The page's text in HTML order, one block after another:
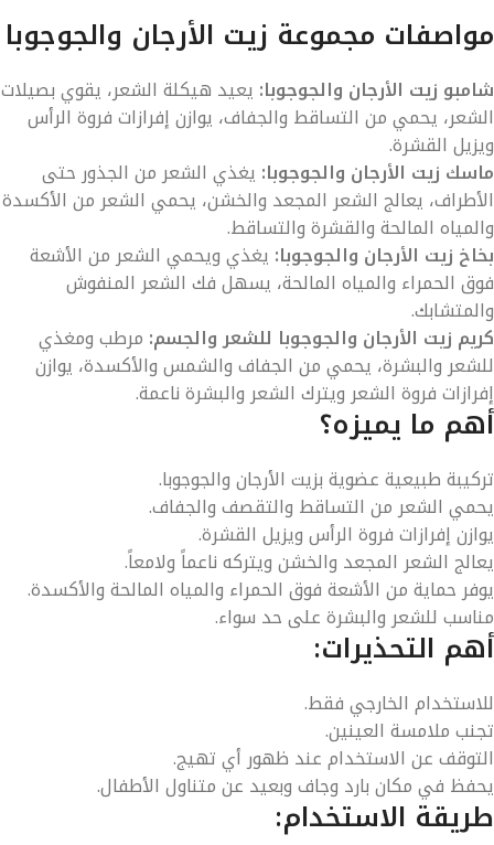
مواصفات مجموعة زيت الأرجان والجوجوبا
شامبو زيت الأرجان والجوجوبا: يعيد هيكلة الشعر، يقوي بصيلات
الشعر، يحمي من التساقط والجفاف، يوازن إفرازات فروة الرأس
ويزيل القشرة.
ماسك زيت الأرجان والجوجوبا: يغذي الشعر من الجذور حتى
الأطراف، يعالج الشعر المجعد والخشن، يحمي الشعر من الأكسدة
والمياه المالحة والقشرة والتساقط.
بخاخ زيت الأرجان والجوجوبا: يغذي ويحمي الشعر من الأشعة
فوق الحمراء والمياه المالحة، يسهل فك الشعر المنفوش
والمتشابك.
كريم زيت الأرجان والجوجوبا للشعر والجسم: مرطب ومغذي
للشعر والبشرة، يحمي من الجفاف والشمس والأكسدة، يوازن
إفرازات فروة الشعر ويترك الشعر والبشرة ناعمة.
أهم ما يميزه؟
تركيبة طبيعية عضوية بزيت الأرجان والجوجوبا.
يحمي الشعر من التساقط والتقصف والجفاف.
يوازن إفرازات فروة الرأس ويزيل القشرة.
يعالج الشعر المجعد والخشن ويتركه ناعماً ولامعاً.
يوفر حماية من الأشعة فوق الحمراء والمياه المالحة والأكسدة.
مناسب للشعر والبشرة على حد سواء.
أهم التحذيرات:
للاستخدام الخارجي فقط.
تجنب ملامسة العينين.
التوقف عن الاستخدام عند ظهور أي تهيج.
يحفظ في مكان بارد وجاف وبعيد عن متناول الأطفال.
طريقة الاستخدام: